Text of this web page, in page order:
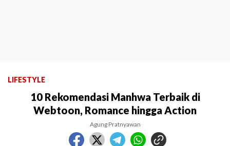
LIFESTYLE
10 Rekomendasi Manhwa Terbaik di
Webtoon, Romance hingga Action
Agung Pratnyawan